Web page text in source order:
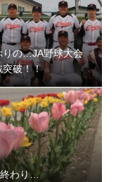
りの…JA野球大会
突破！！
わり…